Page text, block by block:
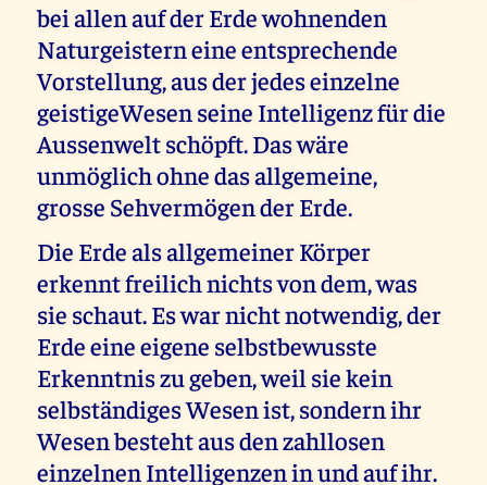
bei allen auf der Erde wohnenden
Naturgeistern eine entsprechende
Vorstellung, aus der jedes einzelne
geistigeWesen seine Intelligenz für die
Aussenwelt schöpft. Das wäre
unmöglich ohne das allgemeine,
grosse Sehvermögen der Erde.
Die Erde als allgemeiner Körper
erkennt freilich nichts von dem, was
sie schaut. Es war nicht notwendig, der
Erde eine eigene selbstbewusste
Erkenntnis zu geben, weil sie kein
selbständiges Wesen ist, sondern ihr
Wesen besteht aus den zahllosen
einzelnen Intelligenzen in und auf ihr.